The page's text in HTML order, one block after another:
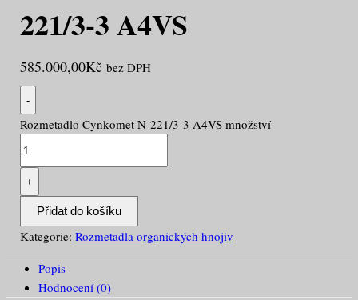
221/3-3 A4VS
585.000,00Kč bez DPH
-
Rozmetadlo Cynkomet N-221/3-3 A4VS množství
+
Přidat do košíku
Kategorie:Rozmetadla organických hnojiv
Popis
Hodnocení (0)